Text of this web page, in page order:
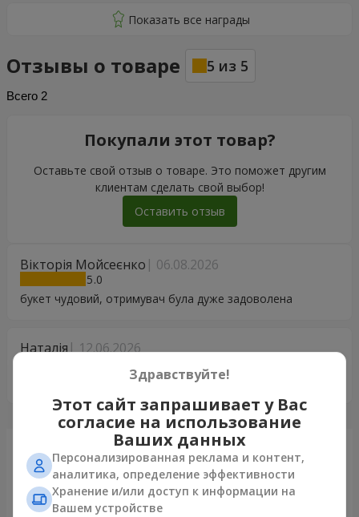
Отзывы о товаре 5 из 5
Всего 2
Вікторія Мойсеєнко 06.08.2026
5
букет чудовий, отримувач була дуже задоволена
Наталія 12.06.2026
Покупали этот товар?
Оставьте свой отзыв о товаре. Это поможет другим
клиентам сделать свой выбор!
Оставить отзыв
Только что доставили
Здравствуйте!
Этот сайт запрашивает у Вас
согласие на использование
Ваших данных
Персонализированная реклама и контент,
аналитика, определение эффективности
Хранение и/или доступ к информации на
Вашем устройстве